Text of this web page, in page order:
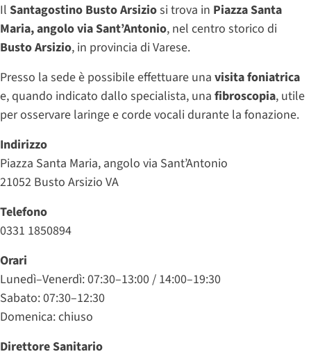
Il Santagostino Busto Arsiziosi trova in Piazza Santa
Maria, angolo via Sant’Antonio, nel centro storico di
Busto Arsizio, in provincia di Varese.
Presso la sede è possibile effettuare una visita foniatrica
e, quando indicato dallo specialista, una fibroscopia, utile
per osservare laringe e corde vocali durante la fonazione.
Indirizzo
Piazza Santa Maria, angolo via Sant’Antonio
21052 Busto Arsizio VA
Telefono
0331 1850894
Orari
Lunedì–Venerdì: 07:30–13:00 / 14:00–19:30
Sabato: 07:30–12:30
Domenica: chiuso
Direttore Sanitario